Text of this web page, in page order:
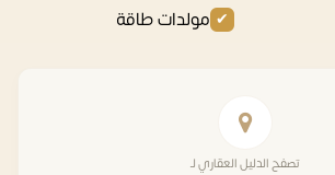
مولدات طاقة
تصفح الدليل العقاري لـ